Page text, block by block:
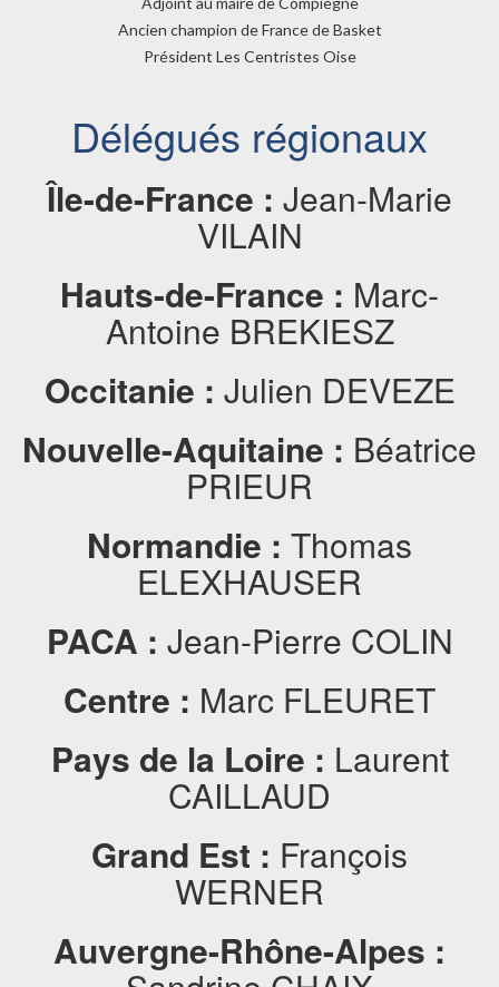
Ancien champion de France de Basket
Président Les Centristes Oise
Délégués régionaux
Île-de-France : Jean-Marie
VILAIN
Hauts-de-France : Marc-
Antoine BREKIESZ
Occitanie : Julien DEVEZE
Nouvelle-Aquitaine : Béatrice
PRIEUR
Normandie : Thomas
ELEXHAUSER
PACA : Jean-Pierre COLIN
Centre : Marc FLEURET
Pays de la Loire : Laurent
CAILLAUD
Grand Est : François
WERNER
Auvergne-Rhône-Alpes :